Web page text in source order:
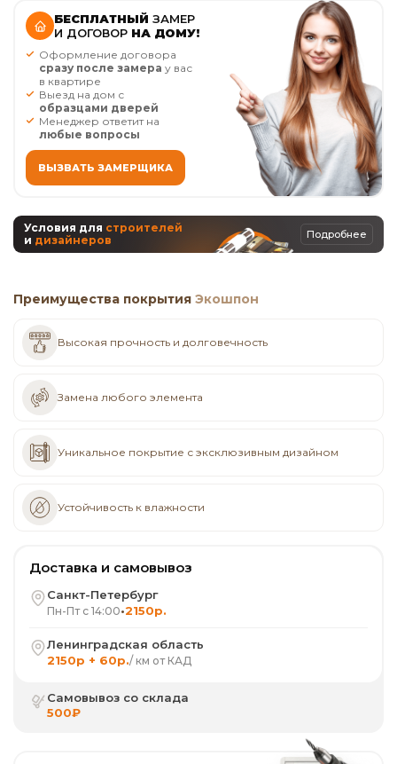
БЕСПЛАТНЫЙ ЗАМЕР
И ДОГОВОР НА ДОМУ!
Оформление договора
сразу после замера у вас
в квартире
Выезд на дом с
образцами дверей
Менеджер ответит на
любые вопросы
ВЫЗВАТЬ ЗАМЕРЩИКА
Условия для строителей
и дизайнеров Подробнее
Преимущества покрытия Экошпон
Высокая прочность и долговечность
Замена любого элемента
Уникальное покрытие с эксклюзивным дизайном
Устойчивость к влажности
Доставка и самовывоз
Санкт-Петербург
Пн-Пт с 14:00•2150р.
Ленинградская область
2150р + 60р./ км от КАД
Самовывоз со склада
500₽